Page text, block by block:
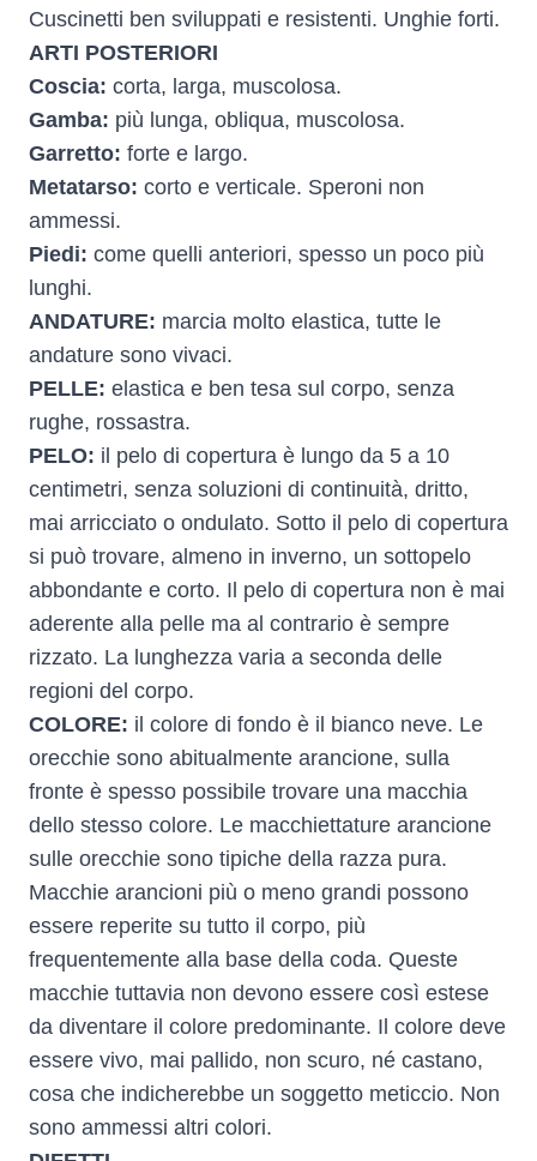
Cuscinetti ben sviluppati e resistenti. Unghie forti.
ARTI POSTERIORI
Coscia: corta, larga, muscolosa.
Gamba: più lunga, obliqua, muscolosa.
Garretto: forte e largo.
Metatarso: corto e verticale. Speroni non
ammessi.
Piedi: come quelli anteriori, spesso un poco più
lunghi.
ANDATURE: marcia molto elastica, tutte le
andature sono vivaci.
PELLE: elastica e ben tesa sul corpo, senza
rughe, rossastra.
PELO: il pelo di copertura è lungo da 5 a 10
centimetri, senza soluzioni di continuità, dritto,
mai arricciato o ondulato. Sotto il pelo di copertura
si può trovare, almeno in inverno, un sottopelo
abbondante e corto. Il pelo di copertura non è mai
aderente alla pelle ma al contrario è sempre
rizzato. La lunghezza varia a seconda delle
regioni del corpo.
COLORE: il colore di fondo è il bianco neve. Le
orecchie sono abitualmente arancione, sulla
fronte è spesso possibile trovare una macchia
dello stesso colore. Le macchiettature arancione
sulle orecchie sono tipiche della razza pura.
Macchie arancioni più o meno grandi possono
essere reperite su tutto il corpo, più
frequentemente alla base della coda. Queste
macchie tuttavia non devono essere così estese
da diventare il colore predominante. Il colore deve
essere vivo, mai pallido, non scuro, né castano,
cosa che indicherebbe un soggetto meticcio. Non
sono ammessi altri colori.